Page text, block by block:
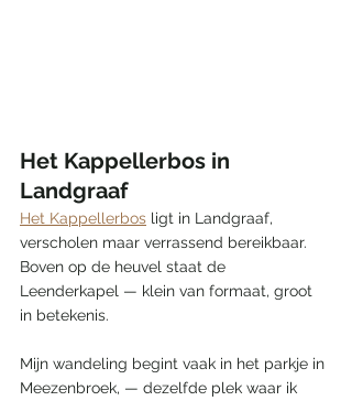
Het Kappellerbos in
Landgraaf
Het Kappellerbos ligt in Landgraaf,
verscholen maar verrassend bereikbaar.
Boven op de heuvel staat de
Leenderkapel — klein van formaat, groot
in betekenis.
Mijn wandeling begint vaak in het parkje in
Meezenbroek, — dezelfde plek waar ik